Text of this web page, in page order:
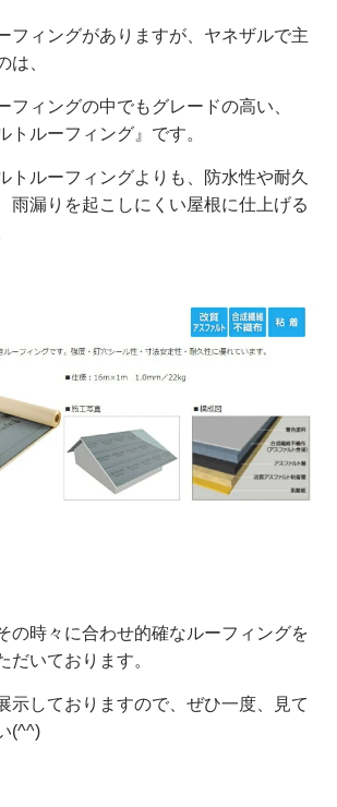
フィングがありますが、ヤネザルで主
は、
フィングの中でもグレードの高い、
トルーフィング』です。
トルーフィングよりも、防水性や耐久
雨漏りを起こしにくい屋根に仕上げる
の時々に合わせ的確なルーフィングを
だいております。
示しておりますので、ぜひ一度、見て
(^^)